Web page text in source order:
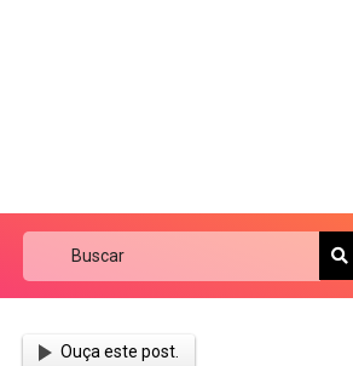
Ouça este post.